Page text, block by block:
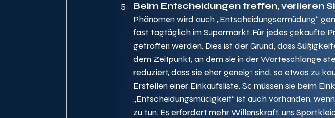
Beim Entscheidungen treffen, verlieren
Phänomen wird auch „Entscheidungsermüdung“
fast tagtäglich im Supermarkt. Für jedes gekaufte
getroffen werden. Dies ist der Grund, dass
dem Zeitpunkt, an dem sie in der Warteschlange
reduziert, dass sie eher geneigt sind, so etwas zu
Erstellen einer Einkaufsliste. So müssen sie beim
„Entscheidungsmüdigkeit“ ist auch vorhanden,
zu tun. Es erfordert mehr Willenskraft, uns